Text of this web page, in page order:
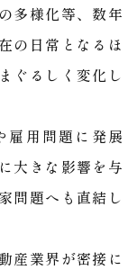
多様化等、数年
の日常となるほ
ぐるしく変化し
雇用問題に発展
大きな影響を与
問題へも直結し
産業界が密接に